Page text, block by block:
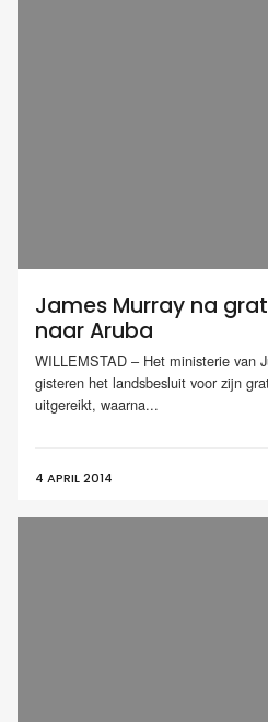
James Murray na
naar Aruba
WILLEMSTAD – Het ministerie van
gisteren het landsbesluit voor zijn
uitgereikt, waarna...
4 APRIL 2014